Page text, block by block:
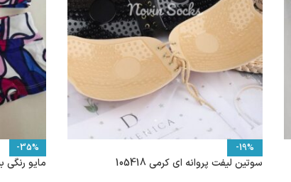
-19%
سوتین لیفت پروانه ای کرمی 105418
-35%
مایو رنگی